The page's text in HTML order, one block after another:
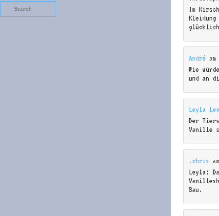
Im
André am
Wie
und an
Leyla
Der
Vanille
.chris
Leyla:
Sau.